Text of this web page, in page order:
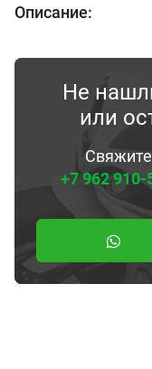
Описание:
Не
или
+7 962 910-